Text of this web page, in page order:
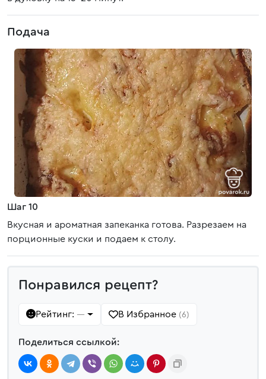
Подача
Шаг 10
Вкусная и ароматная запеканка готова. Разрезаем на
порционные куски и подаем к столу.
Понравился рецепт?
Рейтинг: — В Избранное (6)
Поделиться ссылкой: